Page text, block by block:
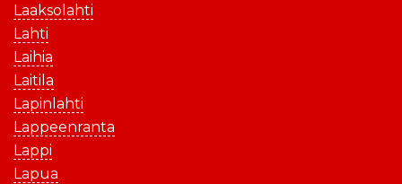
Laaksolahti
Lahti
Laihia
Laitila
Lapinlahti
Lappeenranta
Lappi
Lapua